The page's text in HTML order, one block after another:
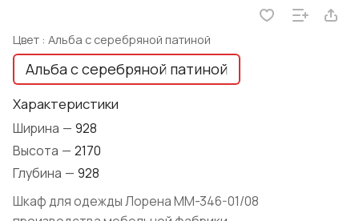
Цвет : Альба с серебряной патиной
Альба с серебряной патиной
Характеристики
Ширина — 928
Высота — 2170
Глубина — 928
Шкаф для одежды Лорена ММ-346-01/08